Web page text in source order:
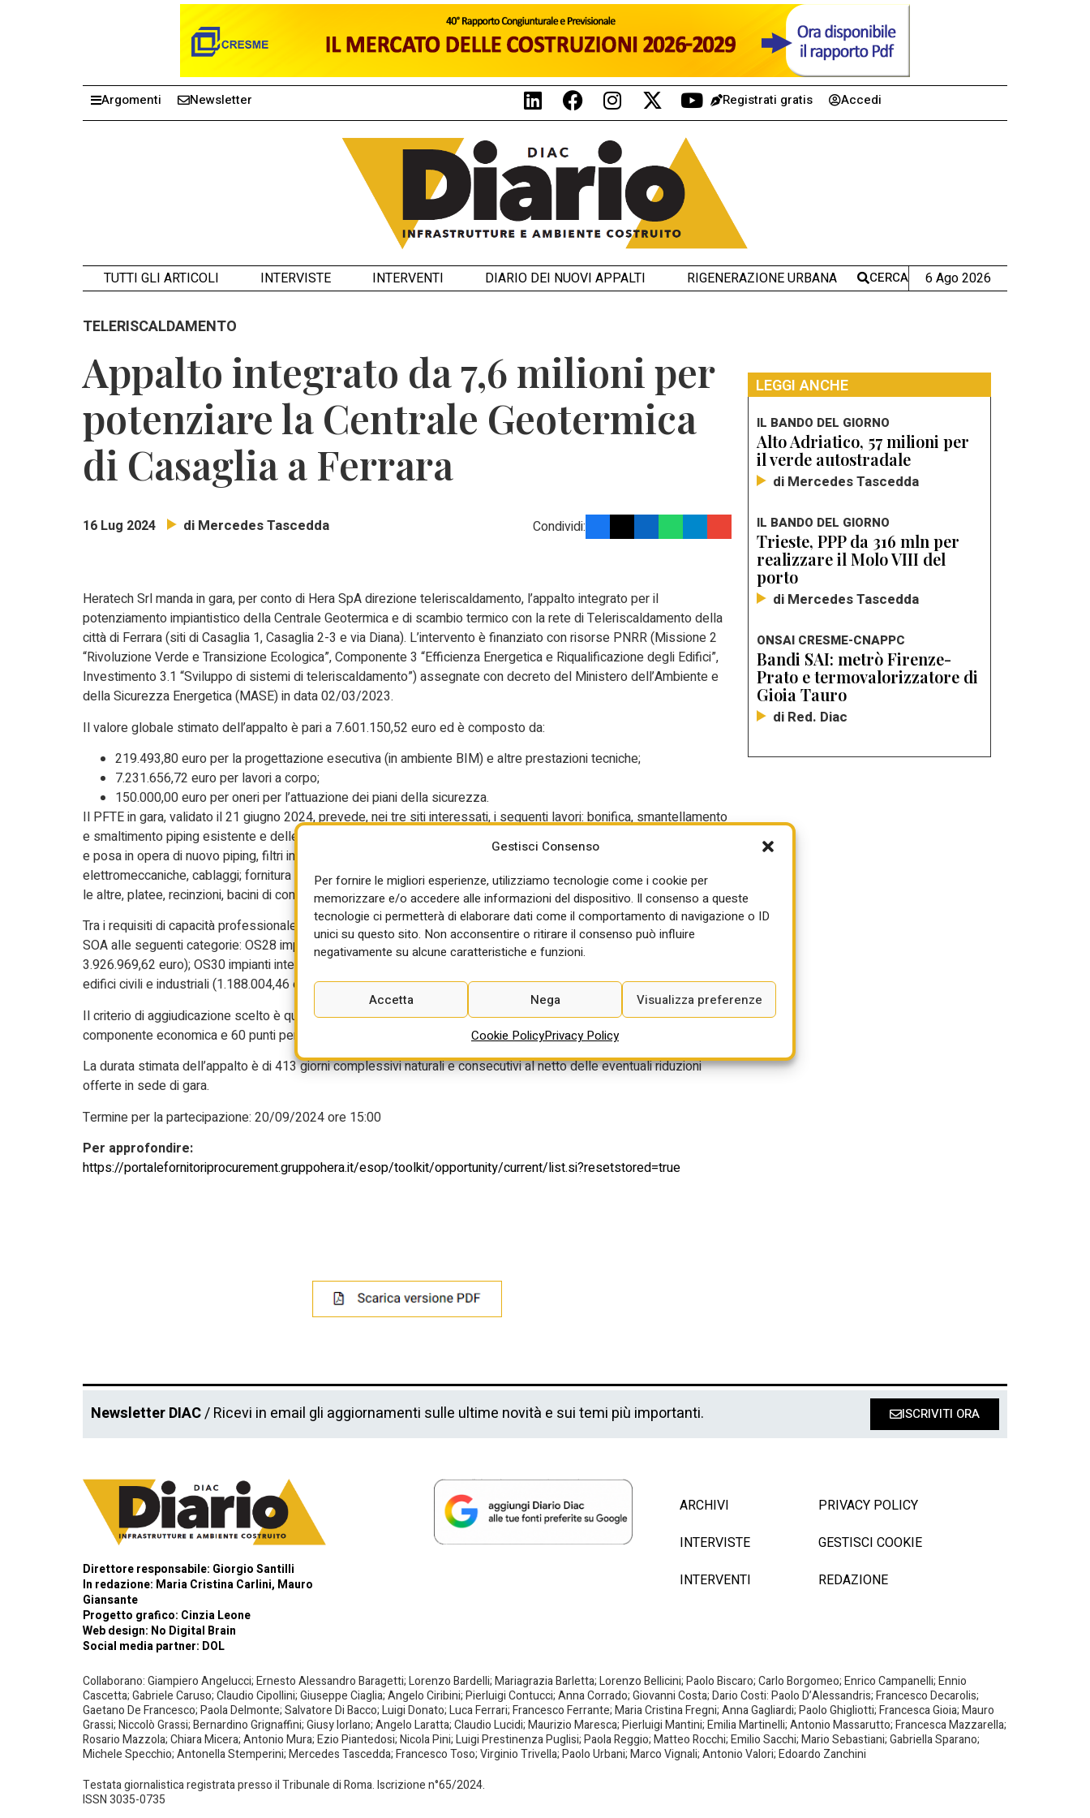
Gestisci Consenso
Per fornire le migliori esperienze, utilizziamo tecnologie come i cookie per
memorizzare e/o accedere alle informazioni del dispositivo. Il consenso a queste
tecnologie ci permetterà di elaborare dati come il comportamento di navigazione o ID
unici su questo sito. Non acconsentire o ritirare il consenso può influire
negativamente su alcune caratteristiche e funzioni.
Accetta Nega Visualizza preferenze
Cookie PolicyPrivacy Policy
Argomenti Newsletter Registrati gratis Accedi
TUTTI GLI ARTICOLI INTERVISTE INTERVENTI DIARIO DEI NUOVI APPALTI RIGENERAZIONE URBANA CERCA 6 Ago 2026
TELERISCALDAMENTO
Appalto integrato da 7,6 milioni per
potenziare la Centrale Geotermica
di Casaglia a Ferrara
16 Lug 2024 di Mercedes Tascedda Condividi:
Heratech Srl manda in gara, per conto di Hera SpA direzione teleriscaldamento, l’appalto integrato per il
potenziamento impiantistico della Centrale Geotermica e di scambio termico con la rete di Teleriscaldamento della
città di Ferrara (siti di Casaglia 1, Casaglia 2-3 e via Diana). L’intervento è finanziato con risorse PNRR (Missione 2
“Rivoluzione Verde e Transizione Ecologica”, Componente 3 “Efficienza Energetica e Riqualificazione degli Edifici”,
Investimento 3.1 “Sviluppo di sistemi di teleriscaldamento”) assegnate con decreto del Ministero dell’Ambiente e
della Sicurezza Energetica (MASE) in data 02/03/2023.
Il valore globale stimato dell’appalto è pari a 7.601.150,52 euro ed è composto da:
219.493,80 euro per la progettazione esecutiva (in ambiente BIM) e altre prestazioni tecniche;
7.231.656,72 euro per lavori a corpo;
150.000,00 euro per oneri per l’attuazione dei piani della sicurezza.
Il PFTE in gara, validato il 21 giugno 2024, prevede, nei tre siti interessati, i seguenti lavori: bonifica, smantellamento
e smaltimento piping esistente e delle apparecchiature a corredo; revamping impiantistico comprensivo di fornitura
e posa in opera di nuovo piping, filtri in linea, strumenti e valvolame vario, apparecchiature elettriche ed
elettromeccaniche, cablaggi; fornitura e posa in opera di serbatoi di stoccaggio di vario volume; opere civili quali, tra
le altre, platee, recinzioni, bacini di contenimento e cunicoli per posa tubazioni.
Tra i requisiti di capacità professionale e tecnica, per la prestazione principale “lavori” è richiesta la qualificazione
SOA alle seguenti categorie: OS28 impianti termici e di condizionamento (categoria prevalente, importo lavori
3.926.969,62 euro); OS30 impianti interni elettrici, telefonici, radiotelefonici e televisivi (2.266.682,64 euro); OG1
edifici civili e industriali (1.188.004,46 euro).
Il criterio di aggiudicazione scelto è quello dell’offerta economicamente più vantaggiosa, con 40 punti per la
componente economica e 60 punti per quella tecnica.
La durata stimata dell’appalto è di 413 giorni complessivi naturali e consecutivi al netto delle eventuali riduzioni
offerte in sede di gara.
Termine per la partecipazione: 20/09/2024 ore 15:00
Per approfondire:
https://portalefornitoriprocurement.gruppohera.it/esop/toolkit/opportunity/current/list.si?resetstored=true
LEGGI ANCHE
IL BANDO DEL GIORNO
Alto Adriatico, 57 milioni per
il verde autostradale
di Mercedes Tascedda
IL BANDO DEL GIORNO
Trieste, PPP da 316 mln per
realizzare il Molo VIII del
porto
di Mercedes Tascedda
ONSAI CRESME-CNAPPC
Bandi SAI: metrò Firenze-
Prato e termovalorizzatore di
Gioia Tauro
di Red. Diac
Newsletter DIAC/ Ricevi in email gli aggiornamenti sulle ultime novità e sui temi più importanti. ISCRIVITI ORA
Direttore responsabile: Giorgio Santilli
In redazione: Maria Cristina Carlini, Mauro
Giansante
Progetto grafico: Cinzia Leone
Web design: No Digital Brain
Social media partner: DOL
ARCHIVI
INTERVISTE
INTERVENTI
PRIVACY POLICY
GESTISCI COOKIE
REDAZIONE
Collaborano: Giampiero Angelucci; Ernesto Alessandro Baragetti; Lorenzo Bardelli; Mariagrazia Barletta; Lorenzo Bellicini; Paolo Biscaro; Carlo Borgomeo; Enrico Campanelli; Ennio
Cascetta; Gabriele Caruso; Claudio Cipollini; Giuseppe Ciaglia; Angelo Ciribini; Pierluigi Contucci; Anna Corrado; Giovanni Costa; Dario Costi: Paolo D’Alessandris; Francesco Decarolis;
Gaetano De Francesco; Paola Delmonte; Salvatore Di Bacco; Luigi Donato; Luca Ferrari; Francesco Ferrante; Maria Cristina Fregni; Anna Gagliardi; Paolo Ghigliotti; Francesca Gioia; Mauro
Grassi; Niccolò Grassi; Bernardino Grignaffini; Giusy Iorlano; Angelo Laratta; Claudio Lucidi; Maurizio Maresca; Pierluigi Mantini; Emilia Martinelli; Antonio Massarutto; Francesca Mazzarella;
Rosario Mazzola; Chiara Micera; Antonio Mura; Ezio Piantedosi; Nicola Pini; Luigi Prestinenza Puglisi; Paola Reggio; Matteo Rocchi; Emilio Sacchi; Mario Sebastiani; Gabriella Sparano;
Michele Specchio; Antonella Stemperini; Mercedes Tascedda; Francesco Toso; Virginio Trivella; Paolo Urbani; Marco Vignali; Antonio Valori; Edoardo Zanchini
Testata giornalistica registrata presso il Tribunale di Roma. Iscrizione n°65/2024.
ISSN 3035-0735